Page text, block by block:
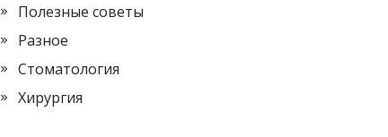
Полезные советы
Разное
Стоматология
Хирургия